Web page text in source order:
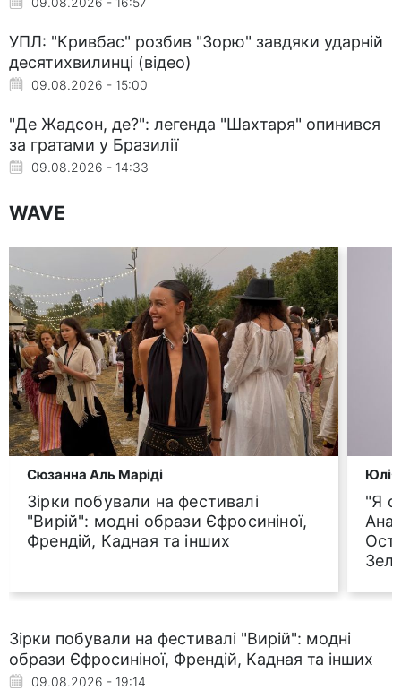
УПЛ: "Кривбас" розбив "Зорю" завдяки ударній
десятихвилинці (відео)
09.08.2026 - 15:00
"Де Жадсон, де?": легенда "Шахтаря" опинився
за гратами у Бразилії
09.08.2026 - 14:33
WAVE
Сюзанна Аль Маріді
Зірки побували на фестивалі
"Вирій": модні образи Єфросиніної,
Френдій, Кадная та інших
"Я
Зірки побували на фестивалі "Вирій": модні
образи Єфросиніної, Френдій, Кадная та інших
09.08.2026 - 19:14